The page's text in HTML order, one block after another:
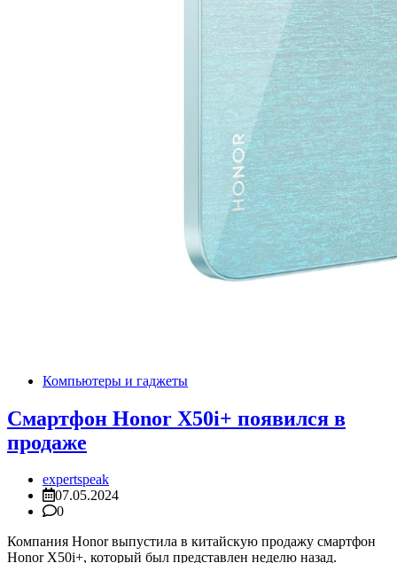
Компьютеры и гаджеты
Смартфон Honor X50i+ появился в
продаже
expertspeak
07.05.2024
0
Компания Honor выпустила в китайскую продажу смартфон
Honor X50i+, который был представлен неделю назад.